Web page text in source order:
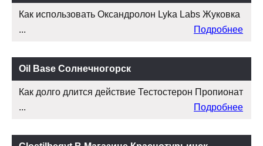
Как использовать Оксандролон Lyka Labs Жуковка
...
Подробнее
Oil Base Солнечногорск
Как долго длится действие Тестостерон Пропионат
...
Подробнее